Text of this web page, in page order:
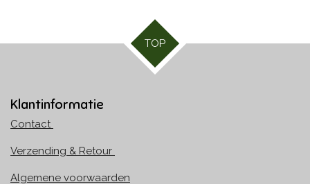
TOP
Klantinformatie
Contact
Verzending & Retour
Algemene voorwaarden